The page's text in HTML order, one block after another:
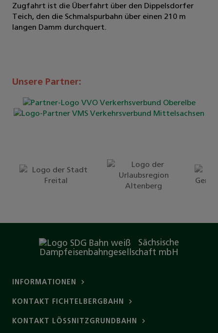
Zugfahrt ist die Überfahrt über den Dippelsdorfer
Teich, den die Schmalspurbahn über einen 210 m
langen Damm durchquert.
Unsere Partner:
Sächsische
Dampfeisenbahngesellschaft mbH
INFORMATIONEN
KONTAKT FICHTELBERGBAHN
KONTAKT LÖSSNITZGRUNDBAHN